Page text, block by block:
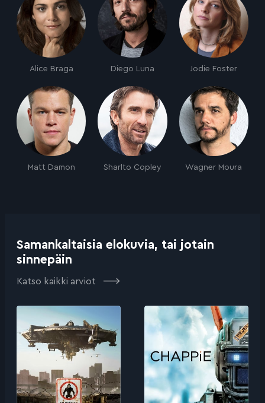
Alice Braga Diego Luna Jodie Foster
Matt Damon Sharlto Copley Wagner Moura
Samankaltaisia elokuvia, tai jotain
sinnepäin
Katso kaikki arviot